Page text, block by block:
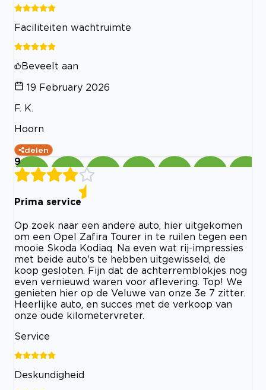
Faciliteiten wachtruimte
Beveelt aan
19 February 2026
F. K.
Hoorn
delen
9
Prima service
Op zoek naar een andere auto, hier uitgekomen
om een Opel Zafira Tourer in te ruilen tegen een
mooie Skoda Kodiaq. Na even wat rij-impressies
met beide auto's te hebben uitgewisseld, de
koop gesloten. Fijn dat de achterremblokjes nog
even vernieuwd waren voor aflevering. Top! We
genieten hier op de Veluwe van onze 3e 7 zitter.
Heerlijke auto, en succes met de verkoop van
onze oude kilometervreter.
Service
Deskundigheid